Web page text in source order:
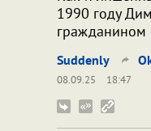
1990 году
гражданином
Suddenly
08.09.25
18:47